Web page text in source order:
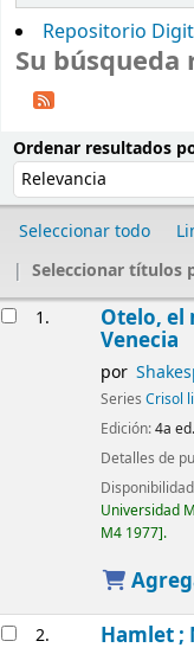
Repositorio
Su
Ordenar resultados
Seleccionar todo
Seleccionar títulos
1. Otelo, el
Venecia
por
Series Crisol
Edición:4a
Detalles de
Universidad
M4 1977 .
2. Hamlet ;